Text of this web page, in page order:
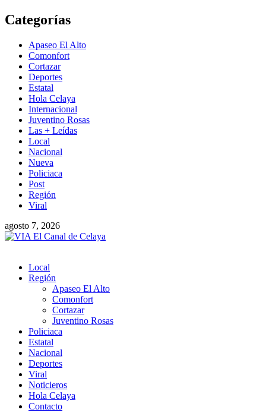
Saltar
al
Categorías
Apaseo El Alto
Comonfort
Cortazar
Deportes
Estatal
Hola Celaya
Internacional
Juventino Rosas
Las + Leídas
Local
Nacional
Nueva
Policiaca
Post
Región
Viral
agosto 7, 2026
Menú
principal
Local
Región
Apaseo El Alto
Comonfort
Cortazar
Juventino Rosas
Policiaca
Estatal
Nacional
Deportes
Viral
Noticieros
Hola Celaya
Contacto